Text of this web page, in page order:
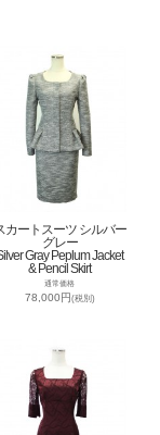
カートスーツ シルバー
グレー
Gray Peplum Jacket
& Pencil Skirt
通常価格
78,000円 (税別)